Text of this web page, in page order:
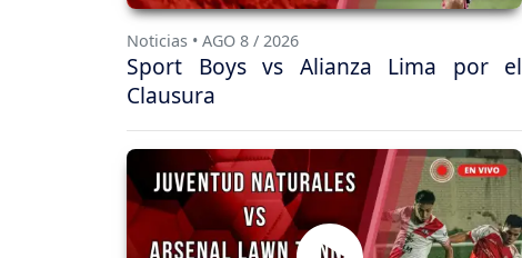
Noticias • AGO 8 / 2026
Sport Boys vs Alianza Lima por el
Clausura